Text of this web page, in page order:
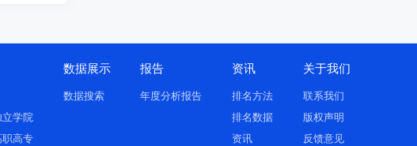
学院
高专
数据展示
数据搜索
报告
年度分析报告
资讯
排名方法
排名数据
资讯
关于我们
联系我们
版权声明
反馈意见